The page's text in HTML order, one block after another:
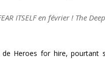
ITSELF en février ! The
Heroes for hire, pourtant